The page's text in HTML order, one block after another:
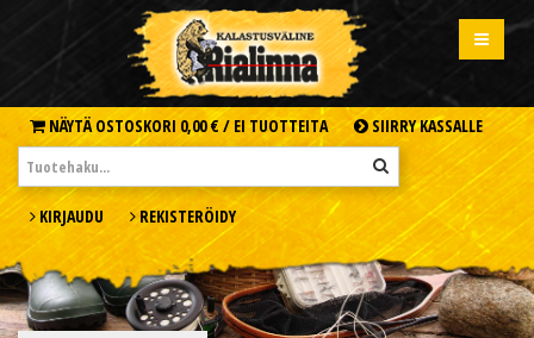
NÄYTÄ OSTOSKORI 0,00 € / EI TUOTTEITA SIIRRY KASSALLE
KIRJAUDU REKISTERÖIDY